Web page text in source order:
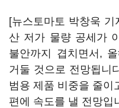
[뉴스토마토 박창욱
산 저가 물량 공세가
불안까지 겹치면서,
거둘 것으로 전망됩니
범용 제품 비중을 줄이
편에 속도를 낼 전망입